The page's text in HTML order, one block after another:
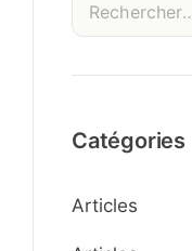
Catégories
Articles